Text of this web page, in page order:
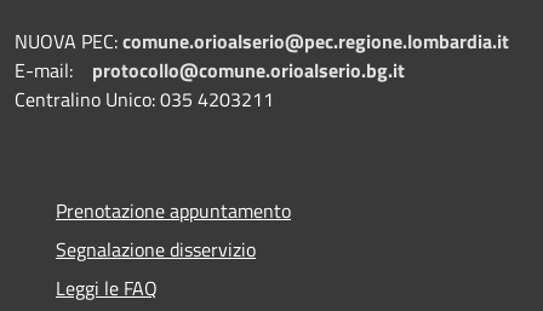
NUOVA PEC:comune.orioalserio@pec.regione.lombardia.it
E-mail: protocollo@comune.orioalserio.bg.it
Centralino Unico: 035 4203211
Prenotazione appuntamento
Segnalazione disservizio
Leggi le FAQ